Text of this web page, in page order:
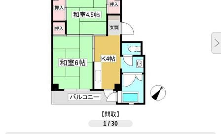
【間取】
1 / 30